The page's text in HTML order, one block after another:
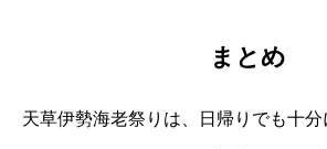
まとめ
天草伊勢海老祭りは、日帰りでも十